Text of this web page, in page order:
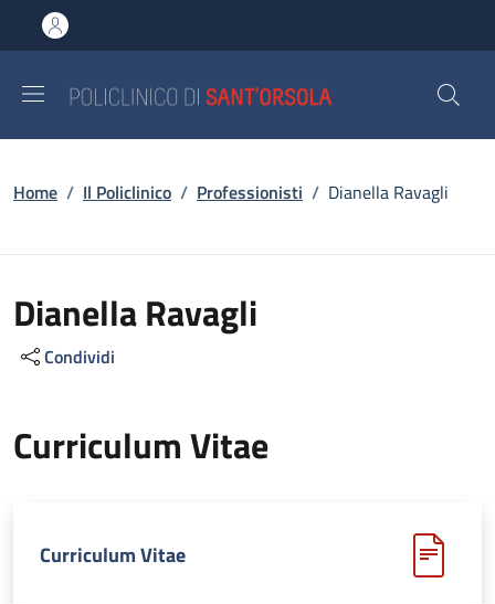
al contenuto principale
to footer content
Briciole di pane
Home / Il Policlinico / Professionisti / Dianella Ravagli
Dianella Ravagli
Condividi
Curriculum Vitae
Curriculum Vitae